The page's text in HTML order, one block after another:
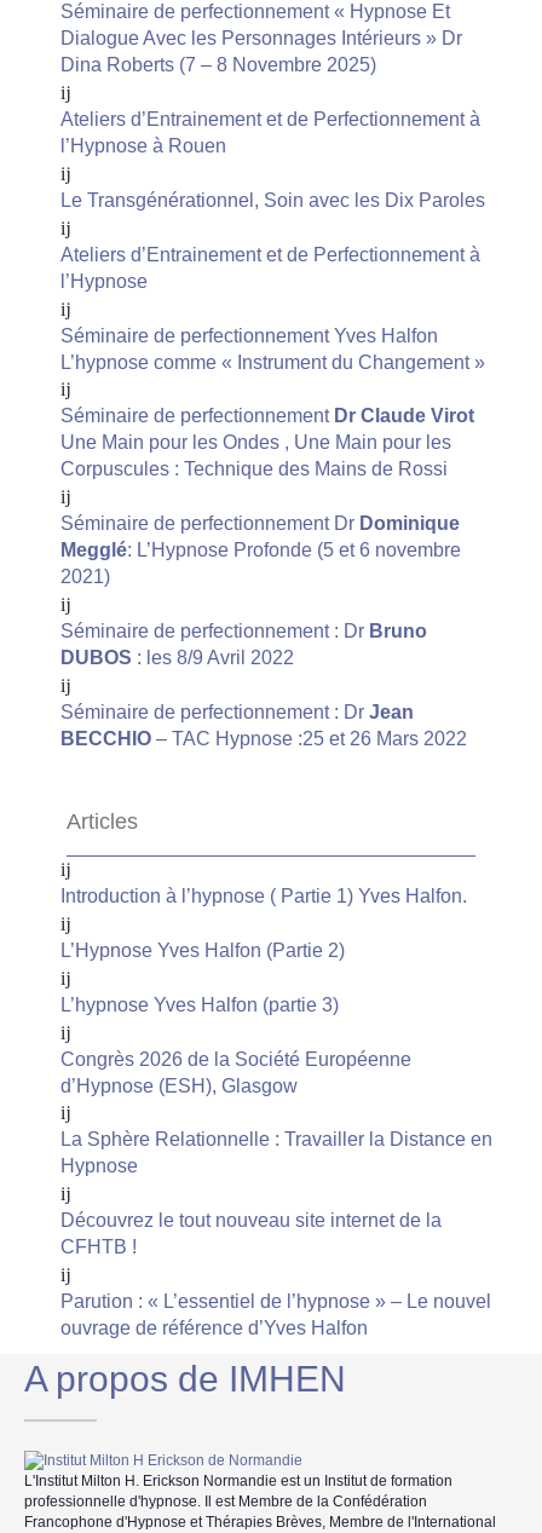
Séminaire de perfectionnement « Hypnose Et
Dialogue Avec les Personnages Intérieurs » Dr
Dina Roberts (7 – 8 Novembre 2025)
Ateliers d’Entrainement et de Perfectionnement à
l’Hypnose à Rouen
Le Transgénérationnel, Soin avec les Dix Paroles
Ateliers d’Entrainement et de Perfectionnement à
l’Hypnose
Séminaire de perfectionnement Yves Halfon
L’hypnose comme « Instrument du Changement »
Séminaire de perfectionnement Dr Claude Virot
Une Main pour les Ondes , Une Main pour les
Corpuscules : Technique des Mains de Rossi
Séminaire de perfectionnement Dr Dominique
Megglé: L’Hypnose Profonde (5 et 6 novembre
2021)
Séminaire de perfectionnement : Dr Bruno
DUBOS : les 8/9 Avril 2022
Séminaire de perfectionnement : Dr Jean
BECCHIO – TAC Hypnose :25 et 26 Mars 2022
Articles
Introduction à l’hypnose ( Partie 1) Yves Halfon.
L’Hypnose Yves Halfon (Partie 2)
L’hypnose Yves Halfon (partie 3)
Congrès 2026 de la Société Européenne
d’Hypnose (ESH), Glasgow
La Sphère Relationnelle : Travailler la Distance en
Hypnose
Découvrez le tout nouveau site internet de la
CFHTB !
Parution : « L’essentiel de l’hypnose » – Le nouvel
ouvrage de référence d’Yves Halfon
A propos de IMHEN
L'Institut Milton H. Erickson Normandie est un Institut de formation
professionnelle d'hypnose. Il est Membre de la Confédération
Francophone d'Hypnose et Thérapies Brèves, Membre de l'International